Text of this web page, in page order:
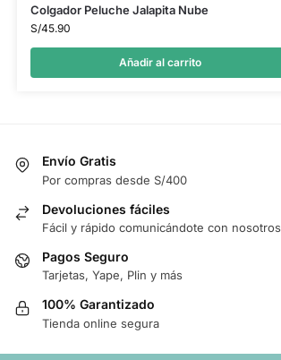
Colgador Peluche Jalapita Nube
S/45.90
Añadir al carrito
Envío Gratis
Por compras desde S/400
Devoluciones fáciles
Fácil y rápido comunicándote con nosotros
Pagos Seguro
Tarjetas, Yape, Plin y más
100% Garantizado
Tienda online segura